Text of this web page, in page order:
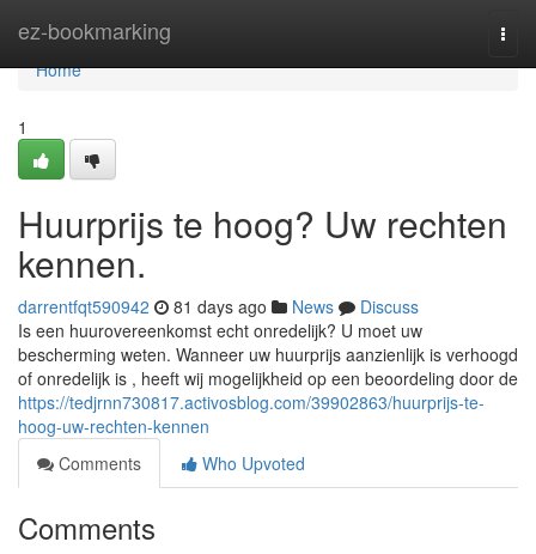
ez-bookmarking
Home
Home
1
Huurprijs te hoog? Uw rechten
kennen.
darrentfqt590942 81 days ago News
Discuss
Is een huurovereenkomst echt onredelijk? U moet uw
bescherming weten. Wanneer uw huurprijs aanzienlijk is verhoogd
of onredelijk is , heeft wij mogelijkheid op een beoordeling door de
https://tedjrnn730817.activosblog.com/39902863/huurprijs-te-
hoog-uw-rechten-kennen
Comments
Who Upvoted
Comments